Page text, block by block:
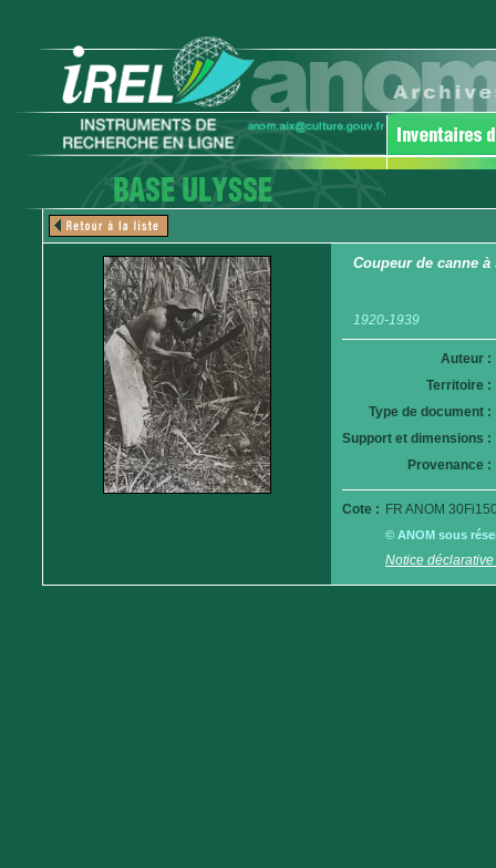
Coupeur de canne à
1920-1939
Auteur :
Territoire :
Type de document :
Support et dimensions :
Provenance :
Cote : FR ANOM
© ANOM sous
Notice